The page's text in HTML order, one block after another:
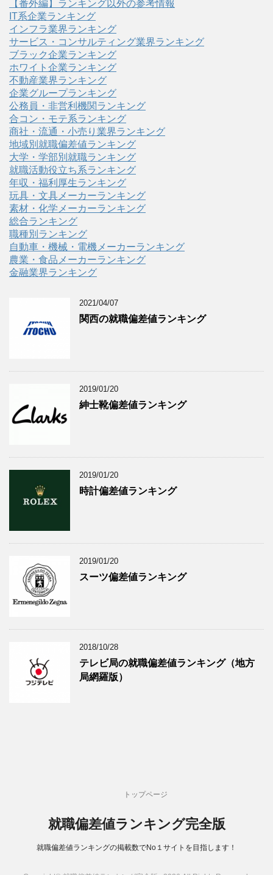
【番外編】ランキング以外の参考情報
IT系企業ランキング
インフラ業界ランキング
サービス・コンサルティング業界ランキング
ブラック企業ランキング
ホワイト企業ランキング
不動産業界ランキング
企業グループランキング
公務員・非営利機関ランキング
合コン・モテ系ランキング
商社・流通・小売り業界ランキング
地域別就職偏差値ランキング
大学・学部別就職ランキング
就職活動役立ち系ランキング
年収・福利厚生ランキング
玩具・文具メーカーランキング
素材・化学メーカーランキング
総合ランキング
職種別ランキング
自動車・機械・電機メーカーランキング
農業・食品メーカーランキング
金融業界ランキング
2021/04/07
関西の就職偏差値ランキング
2019/01/20
紳士靴偏差値ランキング
2019/01/20
時計偏差値ランキング
2019/01/20
スーツ偏差値ランキング
2018/10/28
テレビ局の就職偏差値ランキング（地方
局網羅版）
トップページ
就職偏差値ランキング完全版
就職偏差値ランキングの掲載数でNo１サイトを目指します！